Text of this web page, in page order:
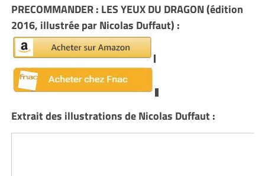
PRECOMMANDER : LES YEUX DU DRAGON (édition
2016, illustrée par Nicolas Duffaut) :
Extrait des illustrations de Nicolas Duffaut :